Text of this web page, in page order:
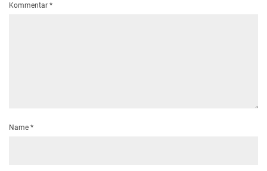
Kommentar *
Name *